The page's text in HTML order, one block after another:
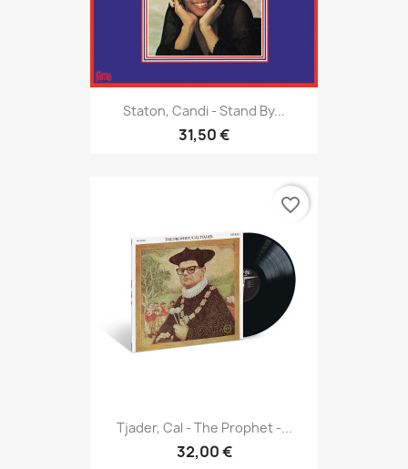
Staton, Candi - Stand By...
31,50 €
Tjader, Cal - The Prophet -...
32,00 €
favorite_border